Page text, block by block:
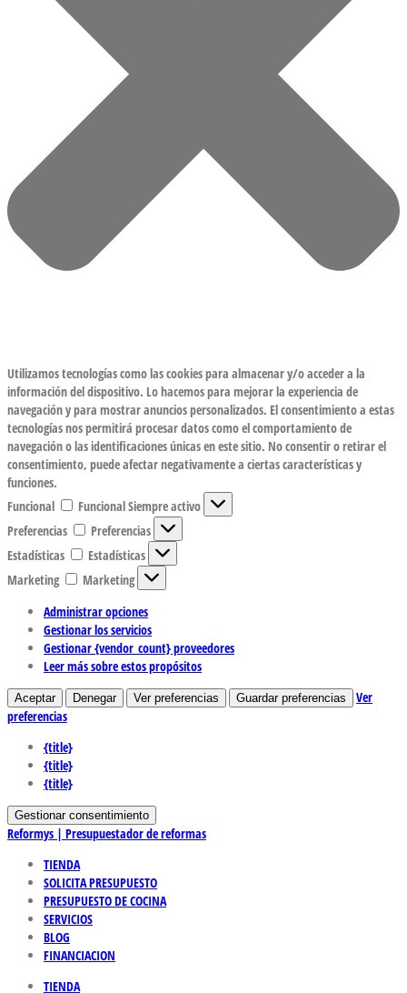
Utilizamos tecnologías como las cookies para almacenar y/o acceder a la
información del dispositivo. Lo hacemos para mejorar la experiencia de
navegación y para mostrar anuncios personalizados. El consentimiento a estas
tecnologías nos permitirá procesar datos como el comportamiento de
navegación o las identificaciones únicas en este sitio. No consentir o retirar el
consentimiento, puede afectar negativamente a ciertas características y
funciones.
Funcional
FuncionalSiempre activo
Preferencias
Preferencias
Estadísticas
Estadísticas
Marketing
Marketing
Administrar opciones
Gestionar los servicios
Gestionar {vendor_count} proveedores
Leer más sobre estos propósitos
Aceptar Denegar Ver preferencias Guardar preferencias
Ver
preferencias
{title}
{title}
{title}
Gestionar consentimiento
Reformys | Presupuestador de reformas
TIENDA
SOLICITA PRESUPUESTO
PRESUPUESTO DE COCINA
SERVICIOS
BLOG
FINANCIACION
TIENDA